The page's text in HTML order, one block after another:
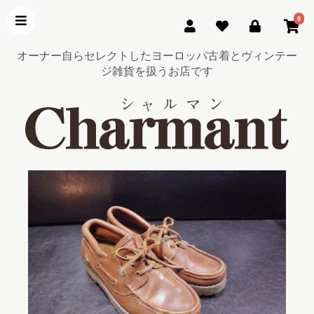
0
オーナー自らセレクトしたヨーロッパ古着とヴィンテー
ジ雑貨を扱うお店です